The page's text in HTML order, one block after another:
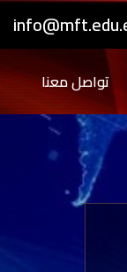
تواصل معنا